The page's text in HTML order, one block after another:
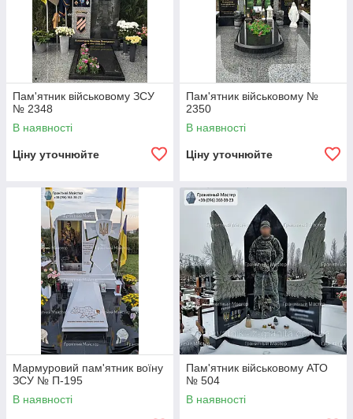
Пам'ятник військовому ЗСУ
№ 2348
В наявності
Ціну уточнюйте
Пам'ятник військовому №
2350
В наявності
Ціну уточнюйте
Мармуровий пам'ятник воїну
ЗСУ № П-195
В наявності
Пам'ятник військовому АТО
№ 504
В наявності